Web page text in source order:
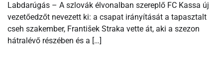
Labdarúgás – A szlovák élvonalban szereplő FC Kassa új
vezetőedzőt nevezett ki: a csapat irányítását a tapasztalt
cseh szakember, František Straka vette át, aki a szezon
hátralévő részében és a […]